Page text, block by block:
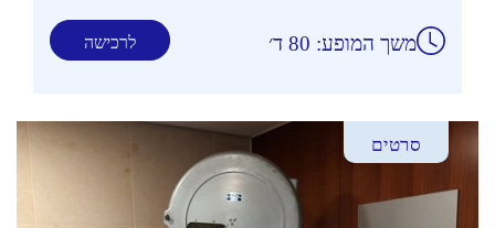
לרכישה משך המופע: 80 ד׳
סרטים